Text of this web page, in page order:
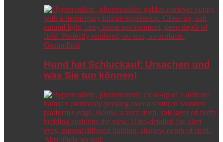
Gesundheit
Hund hat Schluckauf: Ursachen und
was Sie tun können!